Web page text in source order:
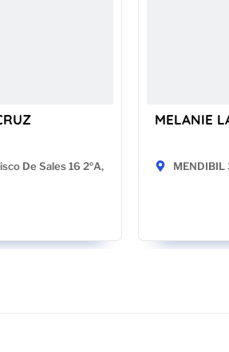
De Sales 16 2ºA,
MELANIE